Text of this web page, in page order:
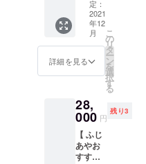
で、ぜ
ひご持
参くだ
さい！
リート
で心と
なただ
けの幸
せの軸"
をみつ
けて、
www.in
stagra
m.com/j
isedai.f
uufu/ 本
アカウ
ターが
あなた
のお顔
を描い
てお送
りしま
ます。
話して
欲しい
メッ
セージ
などあ
くださ
い。 ＊
メッ
セージ
内容は
ふじあ
イン付
き書籍
１０
冊】
・新刊
「ファ
ンは少
ないほ
げま
す」１
０冊。
・ふじ
あや直
筆サイ
定：
2021
年12
月
詳細を見る
こ
の
リ
タ
ー
ン
を
選
択
す
る
28,
000 円
残り3
【 ふじ
あやお
すすめ